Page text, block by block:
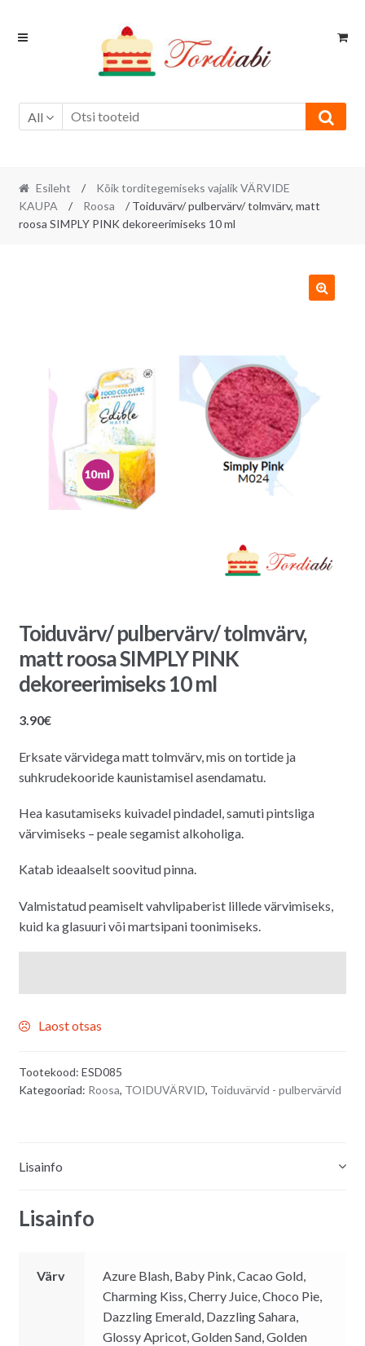
Skip
Skip
All
Esileht /
Kõik torditegemiseks vajalik VÄRVIDE
KAUPA
/ Roosa
/ Toiduvärv/ pulbervärv/ tolmvärv, matt
roosa SIMPLY PINK dekoreerimiseks 10 ml
Toiduvärv/ pulbervärv/ tolmvärv,
matt roosa SIMPLY PINK
dekoreerimiseks 10 ml
3.90€
Erksate värvidega matt tolmvärv, mis on tortide ja
suhkrudekooride kaunistamisel asendamatu.
Hea kasutamiseks kuivadel pindadel, samuti pintsliga
värvimiseks – peale segamist alkoholiga.
Katab ideaalselt soovitud pinna.
Valmistatud peamiselt vahvlipaberist lillede värvimiseks,
kuid ka glasuuri või martsipani toonimiseks.
Laost otsas
Tootekood: ESD085
Kategooriad: Roosa, TOIDUVÄRVID, Toiduvärvid - pulbervärvid
Lisainfo
Lisainfo
Värv
Azure Blash, Baby Pink, Cacao Gold,
Charming Kiss, Cherry Juice, Choco Pie,
Dazzling Emerald, Dazzling Sahara,
Glossy Apricot, Golden Sand, Golden